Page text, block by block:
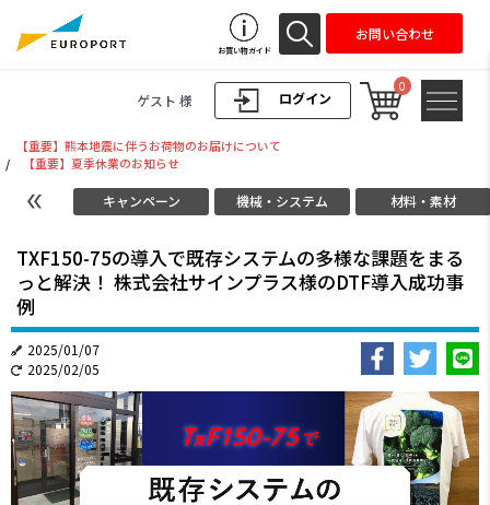
ログイン
ゲスト 様
0
お買い物ガイド
お問い合わせ
【重要】熊本地震に伴うお荷物のお届けについて
/
【重要】夏季休業のお知らせ
キャンペーン 機械・システム 材料・素材
TXF150-75の導入で既存システムの多様な課題をまる
っと解決！ 株式会社サインプラス様のDTF導入成功事
例
2025/01/07
2025/02/05